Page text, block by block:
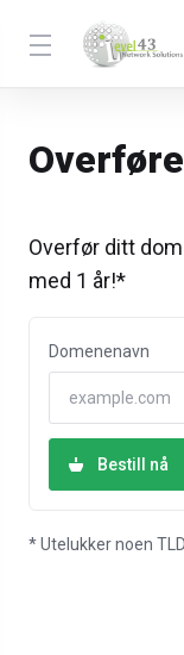
Overfør ditt
med 1 år!*
Domenenavn
Bestill nå
* Utelukker noen